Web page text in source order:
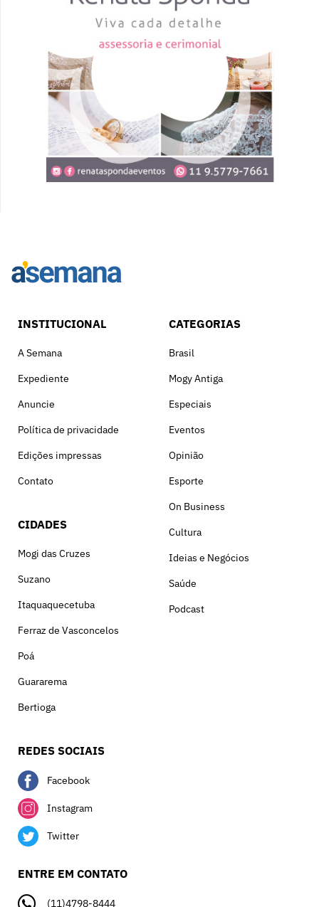
INSTITUCIONAL
A Semana
Expediente
Anuncie
Política de privacidade
Edições impressas
Contato
CIDADES
Mogi das Cruzes
Suzano
Itaquaquecetuba
Ferraz de Vasconcelos
Poá
Guararema
Bertioga
CATEGORIAS
Brasil
Mogy Antiga
Especiais
Eventos
Opinião
Esporte
On Business
Cultura
Ideias e Negócios
Saúde
Podcast
REDES SOCIAIS
Facebook
Instagram
Twitter
ENTRE EM CONTATO
(11)4798-8444